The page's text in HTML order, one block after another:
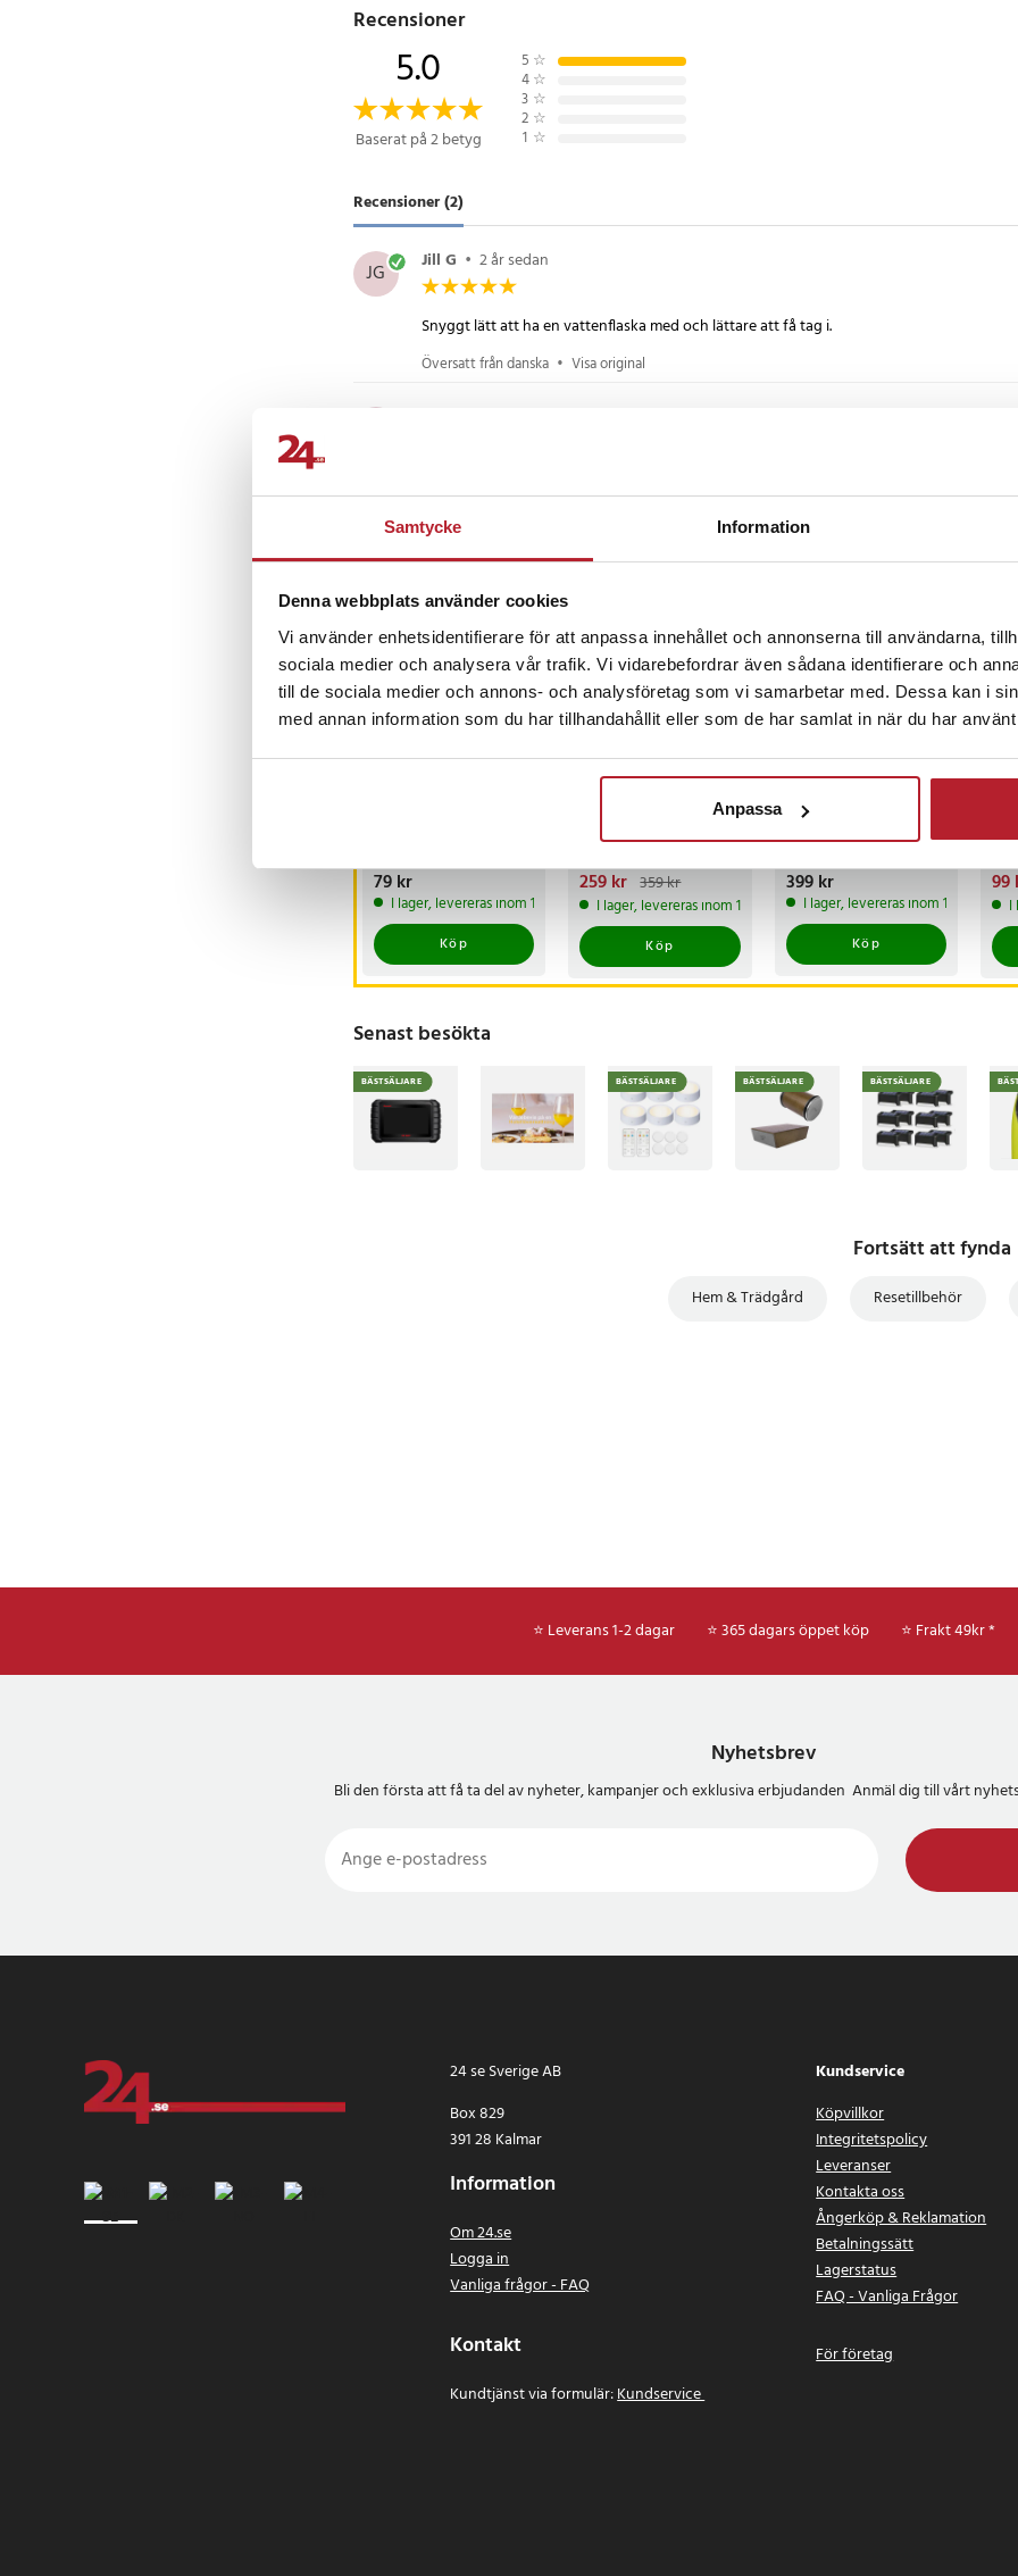
Samtycke Information
Denna webbplats använder cookies
Vi använder enhetsidentifierare för att anpassa innehållet och annonserna till användarna,
sociala medier och analysera vår trafik. Vi vidarebefordrar även sådana identifierare och
till de sociala medier och annons- och analysföretag som vi samarbetar med. Dessa kan i
med annan information som du har tillhandahållit eller som de har samlat in när du har
Anpassa
Recensioner
5.0
Baserat på 2 betyg
5 ☆
4 ☆
3 ☆
2 ☆
1 ☆
Recensioner (2)
JG Jill G • 2 år sedan
Snyggt lätt att ha en vattenflaska med och lättare att få tag i.
Översatt från danska • Visa original
Pris:79 kr
79 kr
I lager, levereras inom 1-2 vardagar
Köp
-28%
vattentålig
Nuvarande pris
259 krTidigare pris:
359 kr
259 kr 359 kr
I lager, levereras inom 1-2 vardagar
Köp
U-formad
70 cm med avtagbart
kuddfodral
Pris:399 kr
399 kr
I lager, levereras inom 1-2 vardagar
Köp
99
99
I
Senast besökta
BÄSTSÄLJARE BÄSTSÄLJARE BÄSTSÄLJARE BÄSTSÄLJARE
Fortsätt att fynda
Hem & Trädgård Resetillbehör
⭐ Leverans 1-2 dagar ⭐ 365 dagars öppet köp ⭐ Frakt 49kr *
Nyhetsbrev
Bli den första att få ta del av nyheter, kampanjer och exklusiva erbjudanden Anmäl dig till vårt
24 se Sverige AB
Box 829
391 28 Kalmar
Information
Om 24.se
Logga in
Vanliga frågor - FAQ
Kontakt
Kundtjänst via formulär:Kundservice
Kundservice
Köpvillkor
Integritetspolicy
Leveranser
Kontakta oss
Ångerköp & Reklamation
Betalningssätt
Lagerstatus
FAQ - Vanliga Frågor
För företag